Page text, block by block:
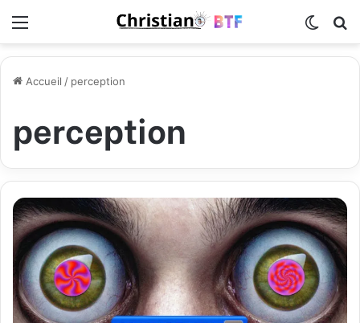
Accueil / perception
perception